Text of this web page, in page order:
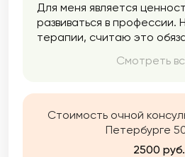
Для меня является
развиваться в профессии.
терапии, считаю это
Прохожу повышения
супервизии, изучаю
литературу.
Смотреть
Стоимость очной
Петербурге
2500 руб.